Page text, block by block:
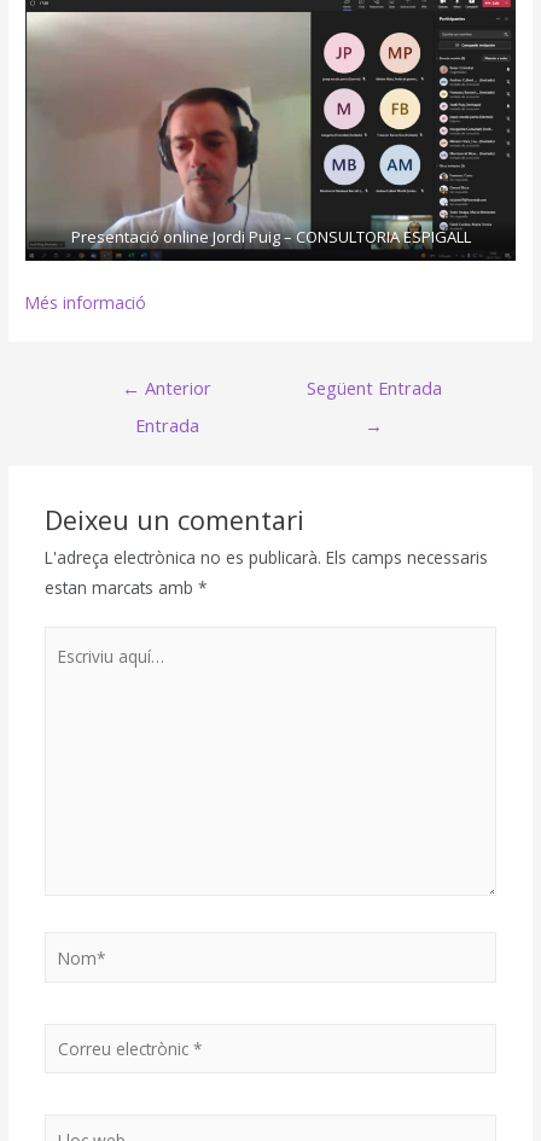
Presentació online Jordi Puig – CONSULTORIA ESPIGALL
Més informació
← Anterior
Entrada
Següent Entrada
→
Deixeu un comentari
L'adreça electrònica no es publicarà. Els camps necessaris
estan marcats amb *
Correu
Lloc